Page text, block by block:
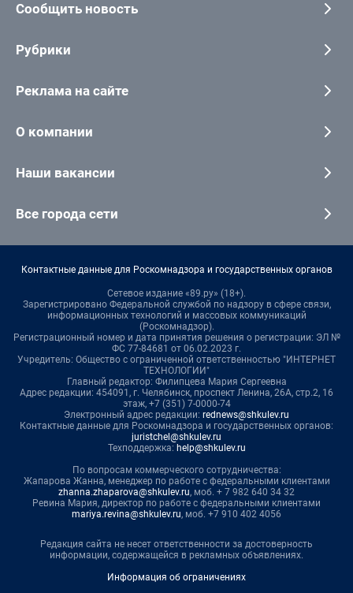
Сообщить новость
Рубрики
Реклама на сайте
О компании
Наши вакансии
Все города сети
Контактные данные для Роскомнадзора и государственных органов
Сетевое издание «89.ру» (18+).
Зарегистрировано Федеральной службой по надзору в сфере связи,
информационных технологий и массовых коммуникаций
(Роскомнадзор).
Регистрационный номер и дата принятия решения о регистрации: ЭЛ №
ФС 77-84681 от 06.02.2023 г.
Учредитель: Общество с ограниченной ответственностью "ИНТЕРНЕТ
ТЕХНОЛОГИИ"
Главный редактор: Филипцева Мария Сергеевна
Адрес редакции: 454091, г. Челябинск, проспект Ленина, 26А, стр.2, 16
этаж, +7 (351) 7-0000-74
Электронный адрес редакции: rednews@shkulev.ru
Контактные данные для Роскомнадзора и государственных органов:
juristchel@shkulev.ru
Техподдержка: help@shkulev.ru
По вопросам коммерческого сотрудничества:
Жапарова Жанна, менеджер по работе с федеральными клиентами
zhanna.zhaparova@shkulev.ru, моб. + 7 982 640 34 32
Ревина Мария, директор по работе с федеральными клиентами
mariya.revina@shkulev.ru, моб. +7 910 402 4056
Редакция сайта не несет ответственности за достоверность
информации, содержащейся в рекламных объявлениях.
Информация об ограничениях